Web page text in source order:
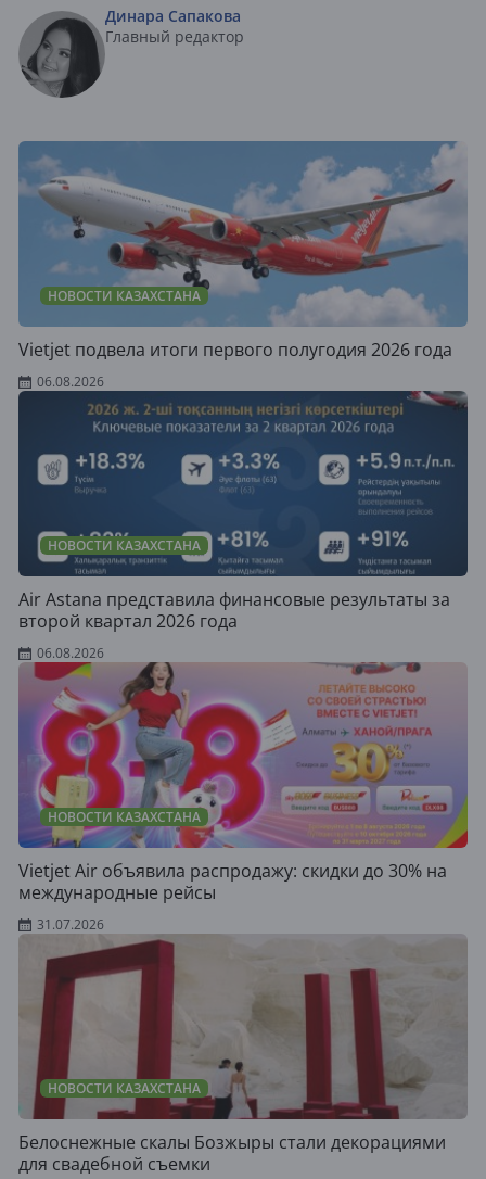
Динара Сапакова
Главный редактор
НОВОСТИ КАЗАХСТАНА
Vietjet подвела итоги первого полугодия 2026 года
06.08.2026
НОВОСТИ КАЗАХСТАНА
Air Astana представила финансовые результаты за
второй квартал 2026 года
06.08.2026
НОВОСТИ КАЗАХСТАНА
Vietjet Air объявила распродажу: скидки до 30% на
международные рейсы
31.07.2026
НОВОСТИ КАЗАХСТАНА
Белоснежные скалы Бозжыры стали декорациями
для свадебной съемки